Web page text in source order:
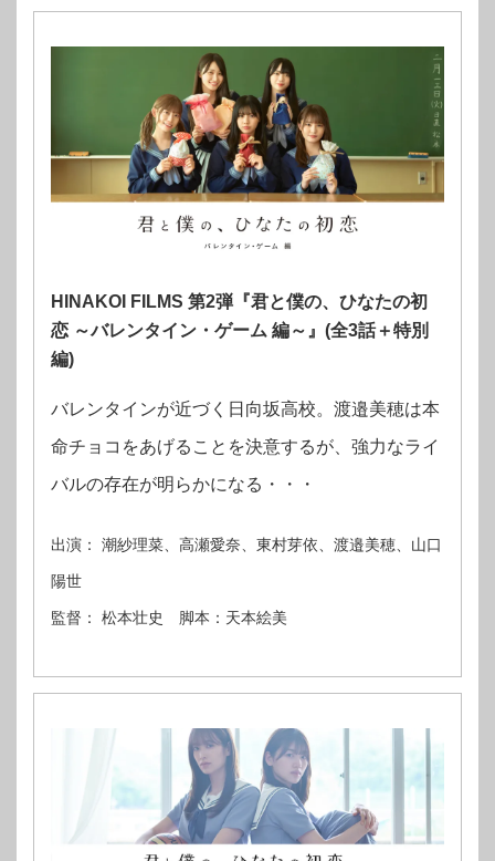
HINAKOI FILMS 第2弾『君と僕の、ひなたの初
恋 ～バレンタイン・ゲーム 編～』(全3話＋特別
編)
バレンタインが近づく日向坂高校。渡邉美穂は本
命チョコをあげることを決意するが、強力なライ
バルの存在が明らかになる・・・
出演： 潮紗理菜、高瀬愛奈、東村芽依、渡邉美穂、山口
陽世
監督： 松本壮史 脚本：天本絵美